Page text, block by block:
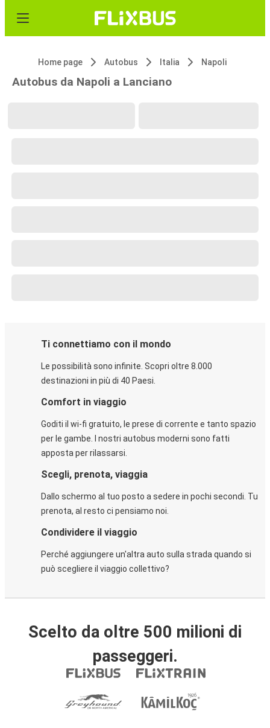
Home page Autobus Italia Napoli
Autobus da Napoli a Lanciano
Ti connettiamo con il mondo
Le possibilità sono infinite. Scopri oltre 8.000
destinazioni in più di 40 Paesi.
Comfort in viaggio
Goditi il wi-fi gratuito, le prese di corrente e tanto spazio
per le gambe. I nostri autobus moderni sono fatti
apposta per rilassarsi.
Scegli, prenota, viaggia
Dallo schermo al tuo posto a sedere in pochi secondi. Tu
prenota, al resto ci pensiamo noi.
Condividere il viaggio
Perché aggiungere un'altra auto sulla strada quando si
può scegliere il viaggio collettivo?
Scelto da oltre 500 milioni di
passeggeri.